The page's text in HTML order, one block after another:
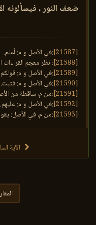
ضعف النور ، فيسألونه
[21587]
:في الأصل و م: أعلم.
[21588]
:انظر معجم القراءات
[21589]
:في الأصل و م: قولكم.
[21590]
:في الأصل و م: فثبت.
[21591]
:من م، ساقطة من
[21592]
:في الأصل و م: عليهم.
[21593]
:من م، في الأصل:
الآية